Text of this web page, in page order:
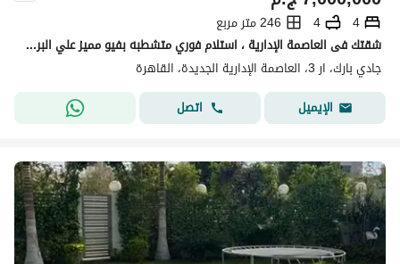
4
4
246 متر مربع
شقتك فى العاصمة الإدارية ، استلام فوري متشطبه بفيو مميز علي البرج الايقوني
جادي بارك، ار 3، العاصمة الإدارية الجديدة، القاهرة
الإيميل
اتصل